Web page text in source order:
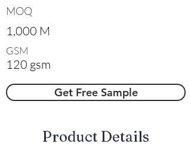
MOQ
1,000 M
GSM
120 gsm
Get Free Sample
​Product Details